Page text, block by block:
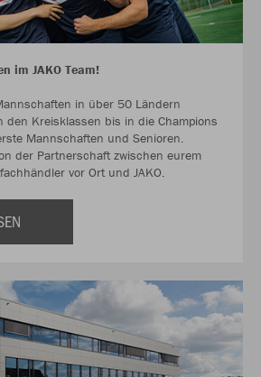
im JAKO Team!
in über 50 Ländern
den Kreisklassen bis in die Champions
Mannschaften und Senioren.
der Partnerschaft zwischen eurem
vor Ort und JAKO.